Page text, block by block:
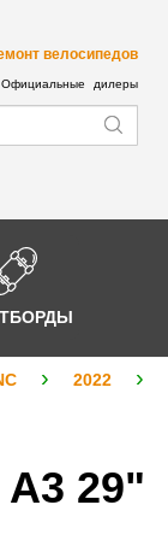
велосипедов
Официальные дилеры
2022
29"